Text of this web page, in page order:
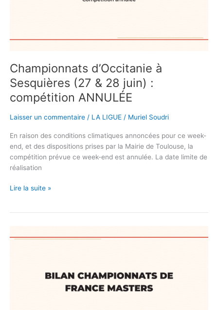
Championnats d’Occitanie à
Sesquières (27 & 28 juin) :
compétition ANNULÉE
Laisser un commentaire / LA LIGUE / Muriel Soudri
En raison des conditions climatiques annoncées pour ce week-
end, et des dispositions prises par la Mairie de Toulouse, la
compétition prévue ce week-end est annulée. La date limite de
réalisation
compétition
Lire la suite »
CHAMPIONNATS